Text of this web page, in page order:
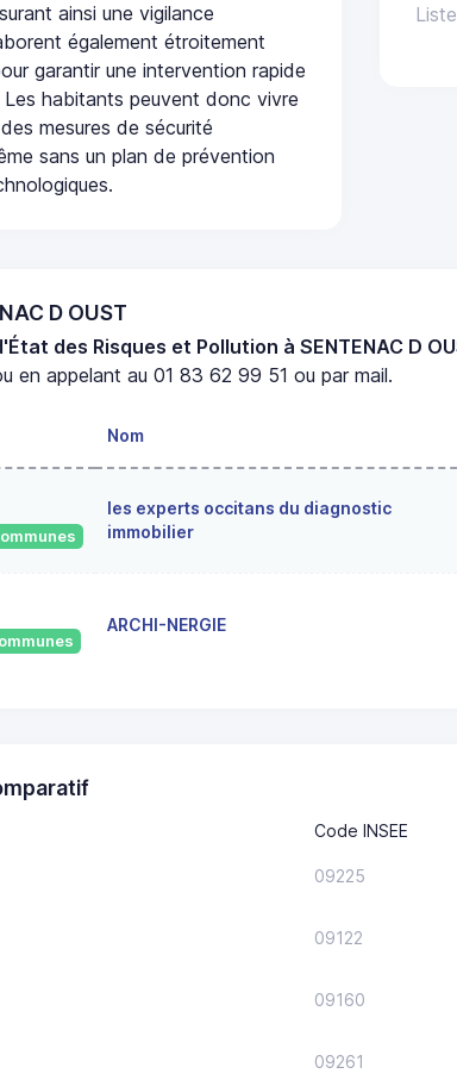
ainsi une vigilance
également étroitement
garantir une intervention rapide
habitants peuvent donc vivre
mesures de sécurité
sans un plan de prévention
D OUST
des Risques et Pollution à SENTENAC D
en appelant au 01 83 62 99 51 ou par mail.
Nom
les experts occitans du diagnostic
immobilier
ARCHI-NERGIE
Code INSEE
09225
09122
09160
09261